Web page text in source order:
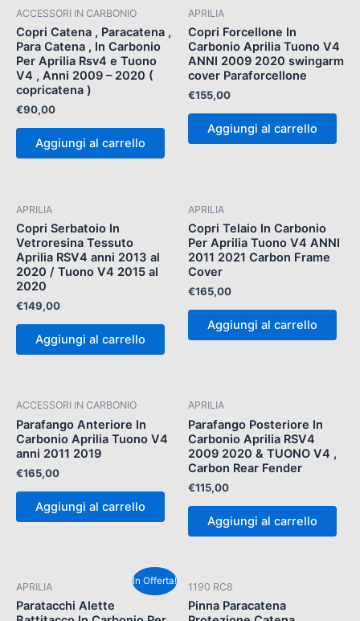
ACCESSORI IN CARBONIO
Copri Catena , Paracatena ,
Para Catena , In Carbonio
Per Aprilia Rsv4 e Tuono
V4 , Anni 2009 – 2020 (
copricatena )
€90,00
Aggiungi al carrello
APRILIA
Copri Forcellone In
Carbonio Aprilia Tuono V4
ANNI 2009 2020 swingarm
cover Paraforcellone
€155,00
Aggiungi al carrello
APRILIA
Copri Serbatoio In
Vetroresina Tessuto
Aprilia RSV4 anni 2013 al
2020 / Tuono V4 2015 al
2020
€149,00
Aggiungi al carrello
APRILIA
Copri Telaio In Carbonio
Per Aprilia Tuono V4 ANNI
2011 2021 Carbon Frame
Cover
€165,00
Aggiungi al carrello
ACCESSORI IN CARBONIO
Parafango Anteriore In
Carbonio Aprilia Tuono V4
anni 2011 2019
€165,00
Aggiungi al carrello
APRILIA
Parafango Posteriore In
Carbonio Aprilia RSV4
2009 2020 & TUONO V4 ,
Carbon Rear Fender
€115,00
Aggiungi al carrello
In Offerta!
APRILIA
Paratacchi Alette
originale
era:
attuale
è:
1190 RC8
Pinna Paracatena